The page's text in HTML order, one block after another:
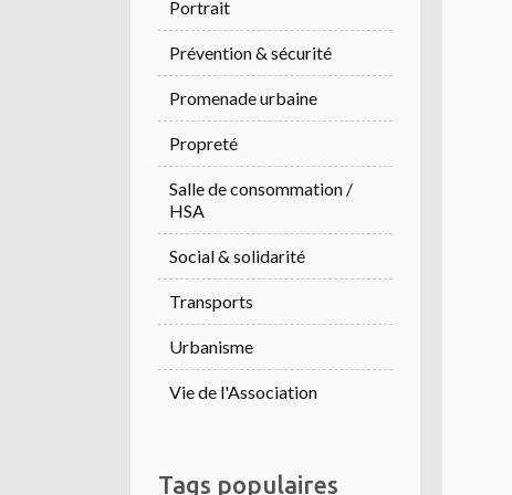
Portrait
Prévention & sécurité
Promenade urbaine
Propreté
Salle de consommation /
HSA
Social & solidarité
Transports
Urbanisme
Vie de l'Association
Tags populaires